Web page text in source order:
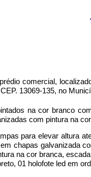
comercial,
13069-135, no
na cor branco
com pintura na
para elevar altura
chapas galvanizada
na cor branca,
01 holofote led em